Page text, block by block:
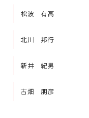
松波 有高
北川 邦行
新井 紀男
古畑 朋彦